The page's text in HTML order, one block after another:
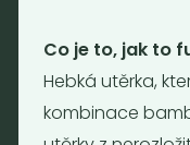
Tel.: (+420) 723 736 413
Email:
Co je to, jak to
Hebká utěrka,
kombinace